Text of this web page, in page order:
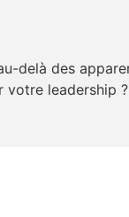
delà des
votre leadership ?